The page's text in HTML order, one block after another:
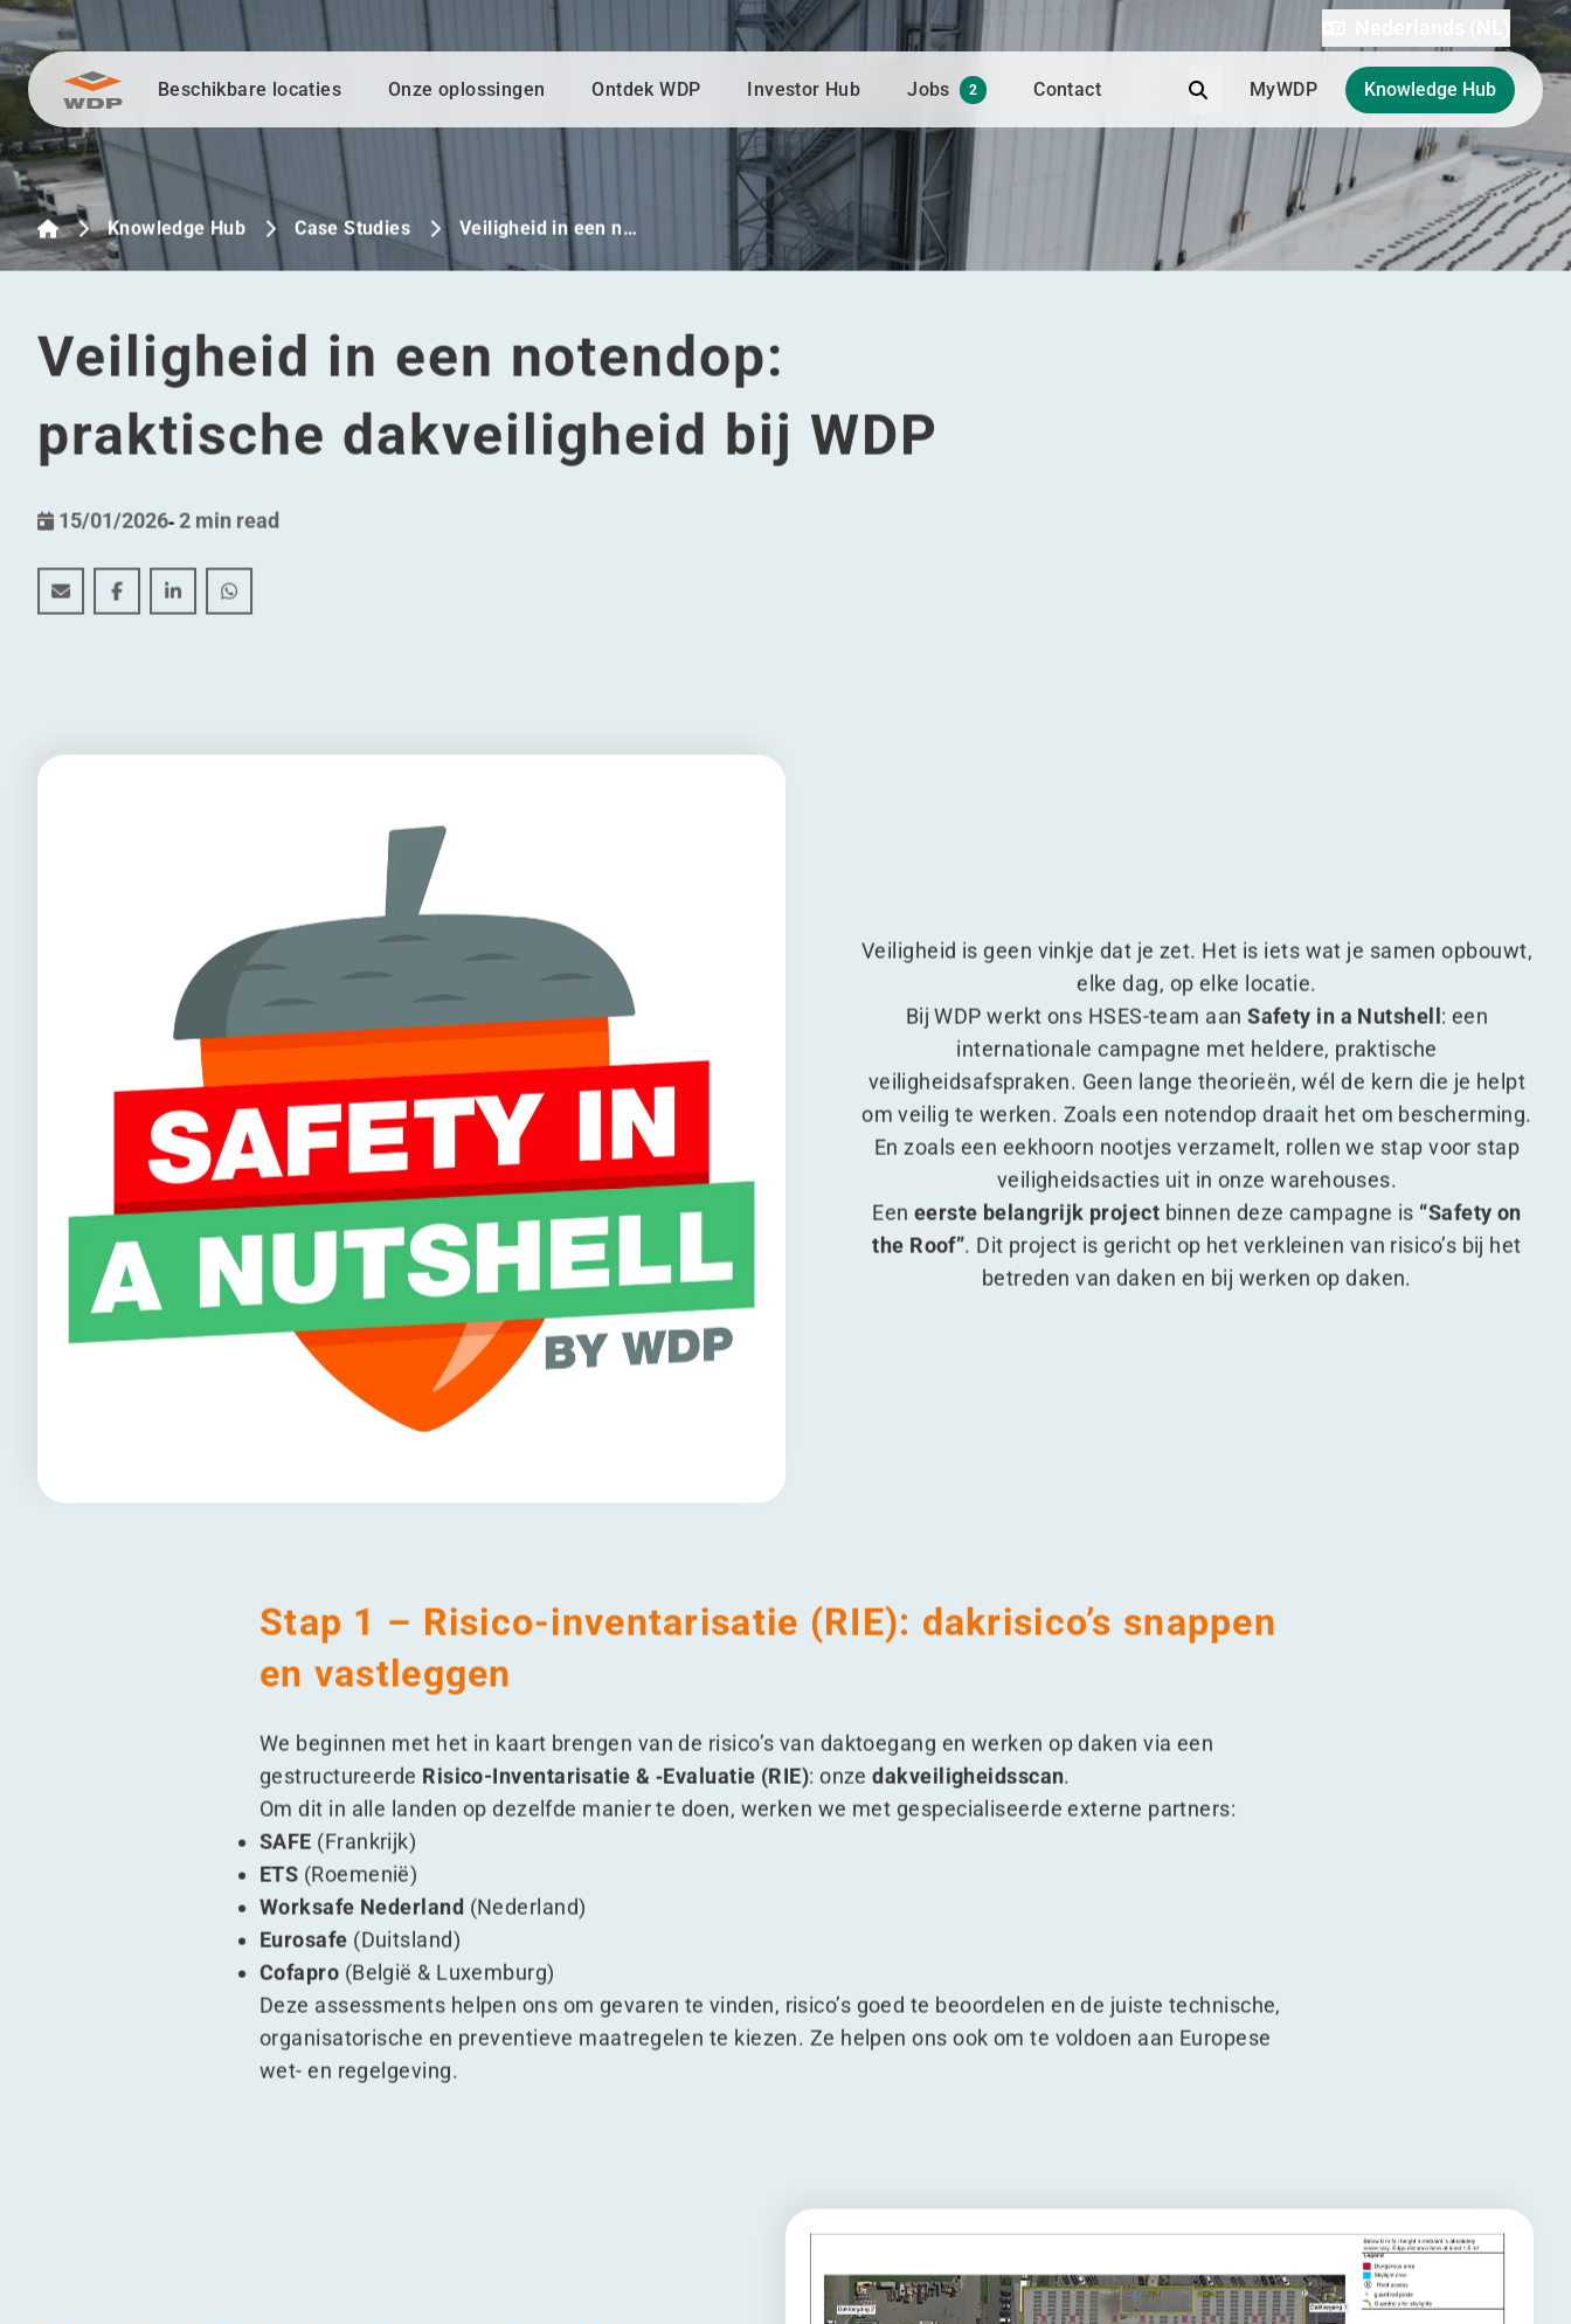
Ga naar inhoudBeschikbare locaties Onze oplossingen Ontdek WDP Investor Hub Jobs 2 Contact ZoekMyWDP Knowledge Hub
Knowledge Hub Case Studies Veiligheid in een n…
Veiligheid in een notendop:
praktische dakveiligheid bij WDP
15/01/2026-2 min read
Veiligheid in een notendop: praktische dakveiligheid bij WDP
Veiligheid in een notendop: praktische dakveiligheid bij WDP
Veiligheid in een notendop: praktische dakveiligheid bij WDP
Veiligheid in een notendop: praktische dakveiligheid bij WDP
Veiligheid is geen vinkje dat je zet. Het is iets wat je samen opbouwt,
elke dag, op elke locatie.
Bij WDP werkt ons HSES-team aanSafety in a Nutshell : een
internationale campagne met heldere, praktische
veiligheidsafspraken. Geen lange theorieën, wél de kern die je helpt
om veilig te werken. Zoals een notendop draait het om bescherming.
En zoals een eekhoorn nootjes verzamelt, rollen we stap voor stap
veiligheidsacties uit in onze warehouses.
Een eerste belangrijk project binnen deze campagne is “Safety on
the Roof”. Dit project is gericht op het verkleinen van risico’s bij het
betreden van daken en bij werken op daken.
Stap 1 – Risico-inventarisatie (RIE): dakrisico’s snappen
en vastleggen
We beginnen met het in kaart brengen van de risico’s van daktoegang en werken op daken via een
gestructureerde Risico-Inventarisatie & ‑Evaluatie (RIE): onzedakveiligheidsscan.
Om dit in alle landen op dezelfde manier te doen, werken we met gespecialiseerde externe partners:
SAFE (Frankrijk)
ETS (Roemenië)
Worksafe Nederland (Nederland)
Eurosafe (Duitsland)
Cofapro (België & Luxemburg)
Deze assessments helpen ons om gevaren te vinden, risico’s goed te beoordelen en de juiste technische,
organisatorische en preventieve maatregelen te kiezen. Ze helpen ons ook om te voldoen aan Europese
wet- en regelgeving.